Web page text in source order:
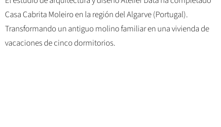
Casa Cabrita Moleiro en la región del Algarve (Portugal).
Transformando un antiguo molino familiar en una vivienda de
vacaciones de cinco dormitorios.